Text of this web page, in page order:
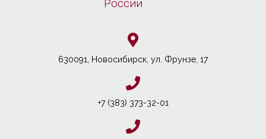
России
630091, Новосибирcк, ул. Фрунзе, 17
+7 (383) 373-32-01